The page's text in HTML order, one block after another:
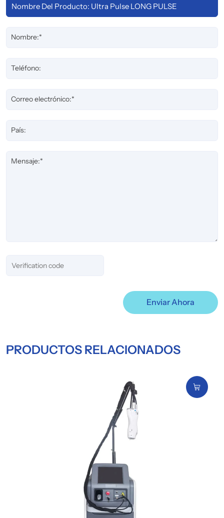
Nombre:*
Teléfono:
Correo electrónico:*
País:
Mensaje:*
Enviar Ahora
PRODUCTOS RELACIONADOS